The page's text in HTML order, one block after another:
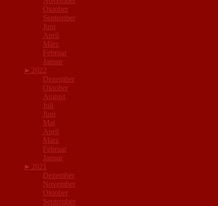
Oktober
September
Juni
April
März
Februar
Januar
► 2022
Dezember
Oktober
August
Juli
Juni
Mai
April
März
Februar
Januar
► 2021
Dezember
November
Oktober
September